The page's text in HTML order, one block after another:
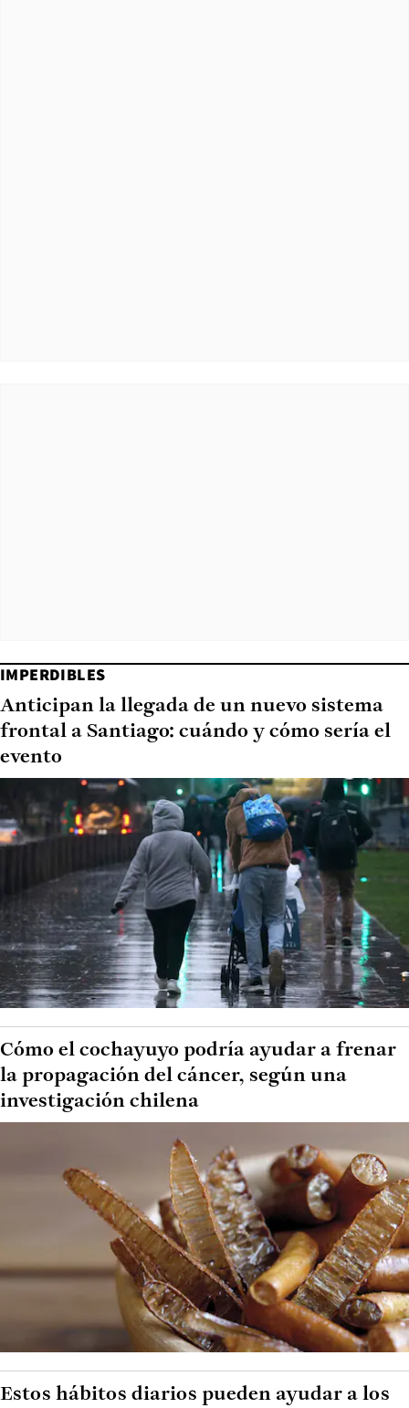
IMPERDIBLES
Anticipan la llegada de un nuevo sistema
frontal a Santiago: cuándo y cómo sería el
evento
Cómo el cochayuyo podría ayudar a frenar
la propagación del cáncer, según una
investigación chilena
Estos hábitos diarios pueden ayudar a los